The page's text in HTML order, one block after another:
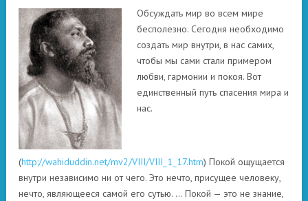
Обсуждать мир во всем мире
бесполезно. Сегодня необходимо
создать мир внутри, в нас самих,
чтобы мы сами стали примером
любви, гармонии и покоя. Вот
единственный путь спасения мира и
нас.
(http://wahiduddin.net/mv2/VIII/VIII_1_17.htm) Покой ощущается
внутри независимо ни от чего. Это нечто, присущее человеку,
нечто, являющееся самой его сутью. … Покой — это не знание,